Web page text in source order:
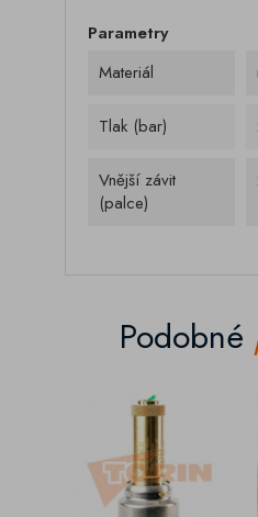
Parametry
Materiál
Tlak (bar)
Vnější závit
(palce)
Podobné